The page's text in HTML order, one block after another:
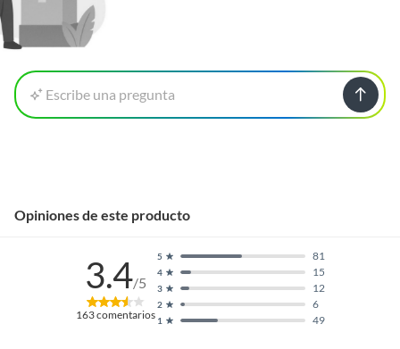
Escribe una pregunta
Opiniones de este producto
3.4/5
163comentarios 1 49
2 6
3 12
4 15
5 81